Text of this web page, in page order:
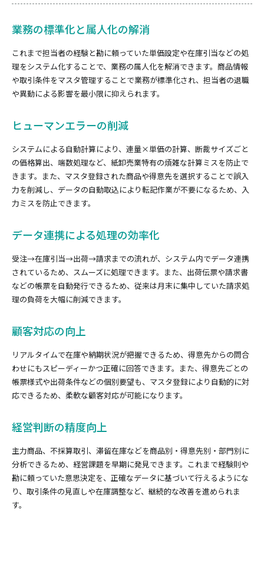
業務の標準化と属人化の解消
これまで担当者の経験と勘に頼っていた単価設定や在庫引当などの処
理をシステム化することで、業務の属人化を解消できます。商品情報
や取引条件をマスタ管理することで業務が標準化され、担当者の退職
や異動による影響を最小限に抑えられます。
ヒューマンエラーの削減
システムによる自動計算により、連量×単価の計算、断裁サイズごと
の価格算出、端数処理など、紙卸売業特有の煩雑な計算ミスを防止で
きます。また、マスタ登録された商品や得意先を選択することで誤入
力を削減し、データの自動取込により転記作業が不要になるため、入
力ミスを防止できます。
データ連携による処理の効率化
受注→在庫引当→出荷→請求までの流れが、システム内でデータ連携
されているため、スムーズに処理できます。また、出荷伝票や請求書
などの帳票を自動発行できるため、従来は月末に集中していた請求処
理の負荷を大幅に削減できます。
顧客対応の向上
リアルタイムで在庫や納期状況が把握できるため、得意先からの問合
わせにもスピーディーかつ正確に回答できます。また、得意先ごとの
帳票様式や出荷条件などの個別要望も、マスタ登録により自動的に対
応できるため、柔軟な顧客対応が可能になります。
経営判断の精度向上
主力商品、不採算取引、滞留在庫などを商品別・得意先別・部門別に
分析できるため、経営課題を早期に発見できます。これまで経験則や
勘に頼っていた意思決定を、正確なデータに基づいて行えるようにな
り、取引条件の見直しや在庫調整など、継続的な改善を進められま
す。